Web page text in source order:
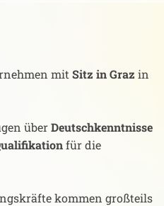
mit Sitz in Graz in
überDeutschkenntnisse
für die
kommen großteils